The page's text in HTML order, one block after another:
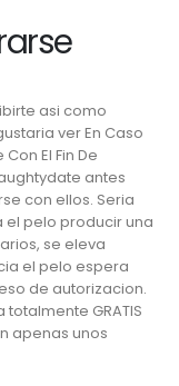
asi­ como
ver En Caso
El Fin De
antes
con ellos. Seri­a
pelo producir una
se eleva
el pelo espera
de autorizacion.
GRATIS
apenas unos